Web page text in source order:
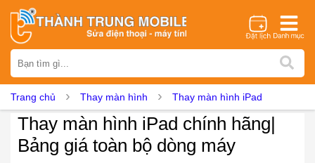
iPhone Samsung Oppo Xiaomi Realme Vivo
Vsmart
Asus Sony Vertu LG Tecno
Dịch vụ sửa chữa
Trang chủ Thay màn hình Thay màn hình iPad
Thay màn hình iPad chính hãng|
Bảng giá toàn bộ dòng máy